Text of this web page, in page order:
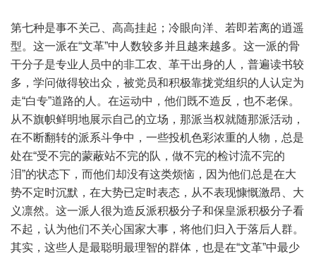
第七种是事不关己、高高挂起；冷眼向洋、若即若离的逍遥
型。这一派在“文革”中人数较多并且越来越多。这一派的骨
干分子是专业人员中的非工农、革干出身的人，普遍读书较
多，学问做得较出众，被党员和积极靠拢党组织的人认定为
走“白专”道路的人。在运动中，他们既不造反，也不老保。
从不旗帜鲜明地展示自己的立场，那派当权就随那派活动，
在不断翻转的派系斗争中，一些投机色彩浓重的人物，总是
处在“受不完的蒙蔽站不完的队，做不完的检讨流不完的
泪”的状态下，而他们却没有这类烦恼，因为他们总是在大
势不定时沉默，在大势已定时表态，从不表现慷慨激昂、大
义凛然。这一派人很为造反派积极分子和保皇派积极分子看
不起，认为他们不关心国家大事，将他们归入于落后人群。
其实，这些人是最聪明最理智的群体，也是在“文革”中最少